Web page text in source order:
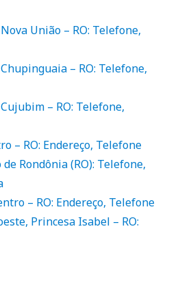
União – RO: Telefone,
– RO: Telefone,
– RO: Telefone,
– RO: Endereço, Telefone
de Rondônia (RO): Telefone,
– RO: Endereço, Telefone
Princesa Isabel – RO: